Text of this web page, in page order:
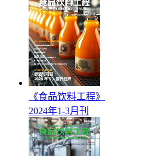
《食品饮料工程》
2024年1-3月刊